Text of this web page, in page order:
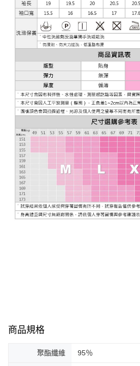
商品規格
聚酯纖維 95％